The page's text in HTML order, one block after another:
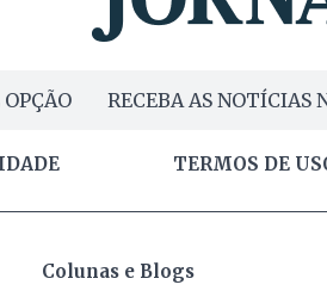
RECEBA AS NOTÍCIAS
TERMOS DE
Colunas e Blogs